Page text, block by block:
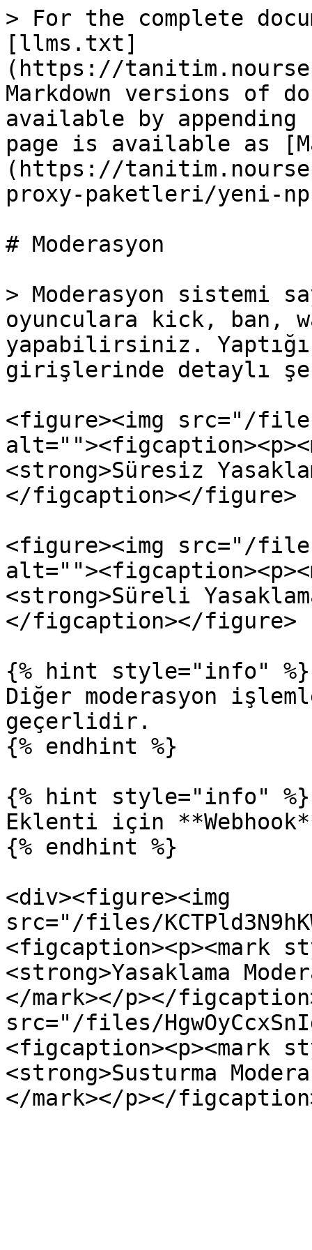
> For the complete
[llms.txt]
(https://
Markdown versions of
available by
page is available as
(https://
proxy-paketleri/yeni-
# Moderasyon
> Moderasyon sistemi
oyunculara kick, ban,
yapabilirsiniz.
girişlerinde detaylı
<figure><img src="/files/
<strong>Süresiz
</figcaption></figure>
<figure><img src="/files/
<strong>Süreli
</figcaption></figure>
{% hint style="info" %}
Diğer moderasyon
geçerlidir.
{% endhint %}
{% hint style="info" %}
Eklenti için
{% endhint %}
<div><figure><img
src="/files/
<figcaption><p><mark
<strong>Yasaklama
</mark></p></
src="/files/
<figcaption><p><mark
<strong>Susturma